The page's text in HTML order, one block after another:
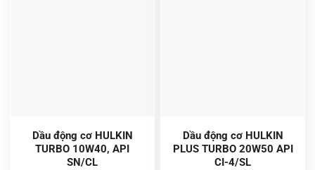
Dầu động cơ HULKIN
TURBO 10W40, API
SN/CL
Dầu động cơ HULKIN
PLUS TURBO 20W50 API
CI-4/SL